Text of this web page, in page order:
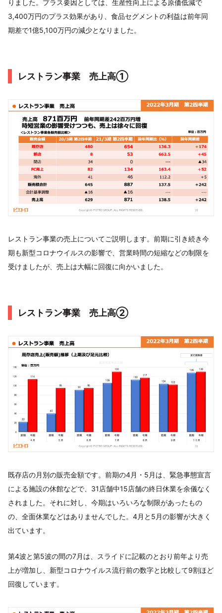
りました。プラス要因としては、生産性向上による原価低減で
3,400万円のプラス効果があり、食品セグメントの利益は前年同
期差で1億5,100万円の減少となりました。
レストラン事業 売上高①
レストラン事業の売上についてご説明します。前期に引き続き今
期も新型コロナウイルスの影響で、営業時間の短縮などの制限を
受けましたが、売上は大幅に回復に向かいました。
レストラン事業 売上高②
既存店の月別の販売金額です。前期の4月・5月は、緊急事態宣言
による施設の休館などで、31店舗中15店舗の終日休業を余儀なく
されました。それに対し、今期はいろいろな制限があったもの
の、全面休業などはありませんでした。4月と5月の影響が大きく
出ています。
第4波と第5波の間の7月は、スライドに記載のとおり前年より売
上が増加し、新型コロナウイルス流行前の数字と比較して9割ほど
回復しています。